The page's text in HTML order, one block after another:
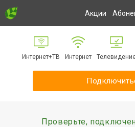
Акции
Интернет+ТВ Интернет
Проверьте,